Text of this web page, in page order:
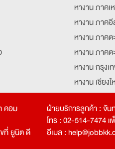
หางาน ภาคเ
หางาน ภาค
หางาน ภาค
หางาน ภาค
หางาน กรุง
หางาน เชียง
หางาน ฉะเชิง
คอม
ที่ ยูนิต ดี
ฝ่ายบริการลูกค้า : จัน
โทร : 02-514-7474
อีเมล :